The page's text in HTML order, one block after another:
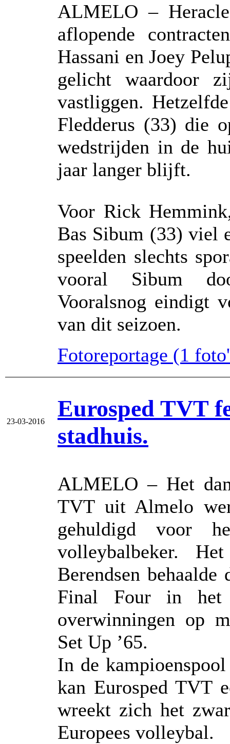
ALMELO –
aflopende
Hassani en Joey
gelicht waardoor
vastliggen.
Fledderus (33) die
wedstrijden in de
jaar langer blijft.
Voor Rick
Bas Sibum (33) viel
speelden slechts
vooral Sibum
Vooralsnog eindigt
van dit seizoen.
Fotoreportage (1
23-03-2016
Eurosped TVT
stadhuis.
ALMELO – Het
TVT uit Almelo
gehuldigd voor
volleybalbeker.
Berendsen
Final Four in het
overwinningen op
Set Up ’65.
In de
kan Eurosped TVT
wreekt zich het
Europees volleybal.